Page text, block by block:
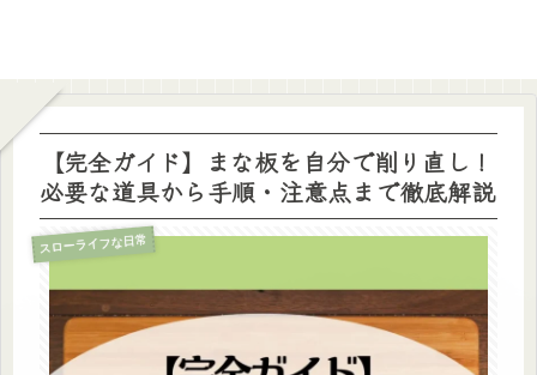
【完全ガイド】まな板を自分で削り直し！
必要な道具から手順・注意点まで徹底解説
スローライフな日常